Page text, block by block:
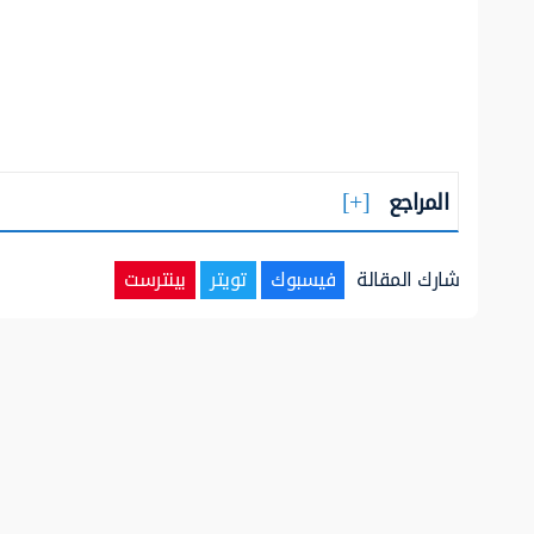
المراجع
شارك المقالة فيسبوك تويتر بينترست